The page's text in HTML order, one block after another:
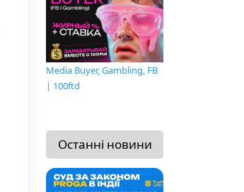
Media Buyer, Gambling, FB
| 100ftd
Останні новини